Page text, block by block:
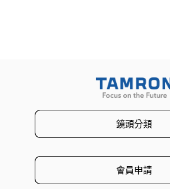
鏡頭分類
會員申請